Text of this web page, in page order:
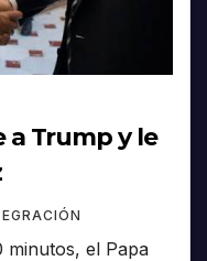
a Trump y le
minutos, el Papa